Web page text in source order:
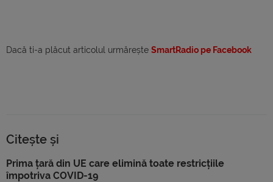
Dacă ti-a plăcut articolul urmărește SmartRadio pe Facebook
Citește și
Prima țară din UE care elimină toate restricțiile
împotriva COVID-19